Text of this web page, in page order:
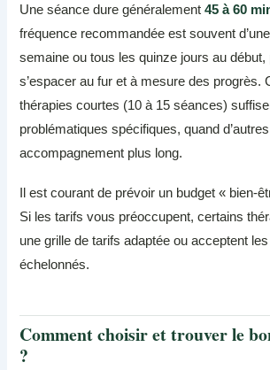
Une séance dure généralement45 à 60
fréquence recommandée est souvent
semaine ou tous les quinze jours au début,
s’espacer au fur et à mesure des progrès.
thérapies courtes (10 à 15 séances)
problématiques spécifiques, quand
accompagnement plus long.
Il est courant de prévoir un budget « bien-
Si les tarifs vous préoccupent, certains
une grille de tarifs adaptée ou acceptent
échelonnés.
Comment choisir et trouver le
?